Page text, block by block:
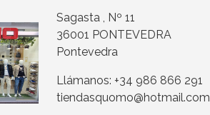
Sagasta , Nº 11
36001 PONTEVEDRA
Pontevedra
Llámanos: +34 986 866 291
tiendasquomo@hotmail.com